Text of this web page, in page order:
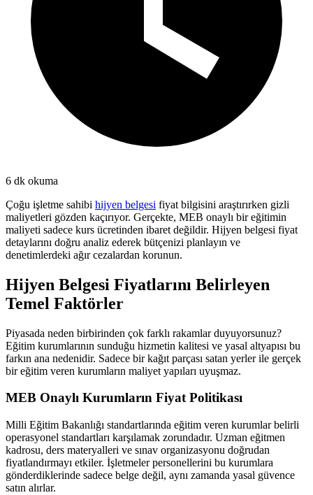
6 dk okuma
Çoğu işletme sahibi hijyen belgesi fiyat bilgisini araştırırken gizli
maliyetleri gözden kaçırıyor. Gerçekte, MEB onaylı bir eğitimin
maliyeti sadece kurs ücretinden ibaret değildir. Hijyen belgesi fiyat
detaylarını doğru analiz ederek bütçenizi planlayın ve
denetimlerdeki ağır cezalardan korunun.
Hijyen Belgesi Fiyatlarını Belirleyen
Temel Faktörler
Piyasada neden birbirinden çok farklı rakamlar duyuyorsunuz?
Eğitim kurumlarının sunduğu hizmetin kalitesi ve yasal altyapısı bu
farkın ana nedenidir. Sadece bir kağıt parçası satan yerler ile gerçek
bir eğitim veren kurumların maliyet yapıları uyuşmaz.
MEB Onaylı Kurumların Fiyat Politikası
Milli Eğitim Bakanlığı standartlarında eğitim veren kurumlar belirli
operasyonel standartları karşılamak zorundadır. Uzman eğitmen
kadrosu, ders materyalleri ve sınav organizasyonu doğrudan
fiyatlandırmayı etkiler. İşletmeler personellerini bu kurumlara
gönderdiklerinde sadece belge değil, aynı zamanda yasal güvence
satın alırlar.